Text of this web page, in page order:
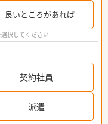
良いところがあれば
択してください
契約社員
派遣